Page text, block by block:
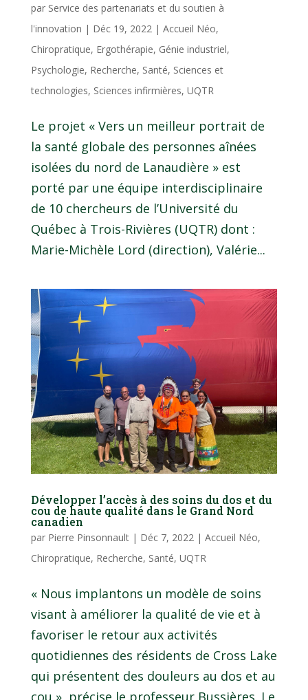
par Service des partenariats et du soutien à
l'innovation | Déc 19, 2022| Accueil Néo,
Chiropratique, Ergothérapie, Génie industriel,
Psychologie, Recherche, Santé, Sciences et
technologies, Sciences infirmières, UQTR
Le projet « Vers un meilleur portrait de
la santé globale des personnes aînées
isolées du nord de Lanaudière » est
porté par une équipe interdisciplinaire
de 10 chercheurs de l’Université du
Québec à Trois-Rivières (UQTR) dont :
Marie-Michèle Lord (direction), Valérie...
Développer l’accès à des soins du dos et du
cou de haute qualité dans le Grand Nord
canadien
par Pierre Pinsonnault| Déc 7, 2022 | Accueil Néo,
Chiropratique, Recherche, Santé, UQTR
« Nous implantons un modèle de soins
visant à améliorer la qualité de vie et à
favoriser le retour aux activités
quotidiennes des résidents de Cross Lake
qui présentent des douleurs au dos et au
cou », précise le professeur Bussières. Le